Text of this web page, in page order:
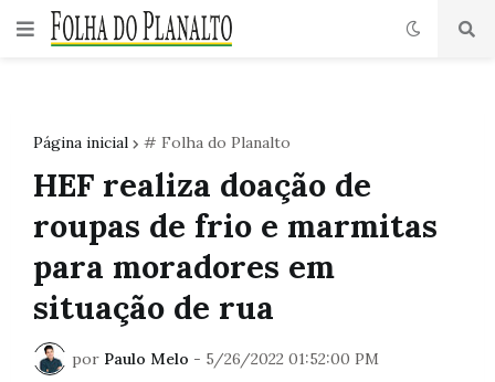
Página inicial # Folha do Planalto
HEF realiza doação de
roupas de frio e marmitas
para moradores em
situação de rua
por Paulo Melo - 5/26/2022 01:52:00 PM